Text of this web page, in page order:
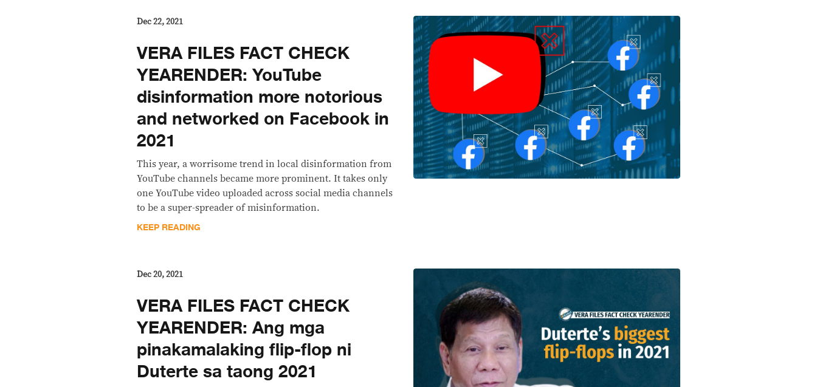
Dec 22, 2021
VERA FILES FACT CHECK
YEARENDER: YouTube
disinformation more notorious
and networked on Facebook in
2021
This year, a worrisome trend in local disinformation from
YouTube channels became more prominent. It takes only
one YouTube video uploaded across social media channels
to be a super-spreader of misinformation.
KEEP READING
Dec 20, 2021
VERA FILES FACT CHECK
YEARENDER: Ang mga
pinakamalaking flip-flop ni
Duterte sa taong 2021